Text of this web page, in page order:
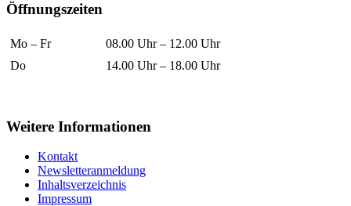
Öffnungszeiten
Mo – Fr
08.00 Uhr – 12.00 Uhr
Do
14.00 Uhr – 18.00 Uhr
Weitere Informationen
Kontakt
Newsletteranmeldung
Inhaltsverzeichnis
Impressum